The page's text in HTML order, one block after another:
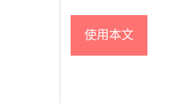
使用本文